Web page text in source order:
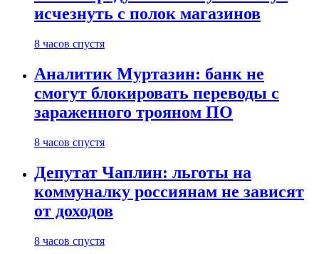
исчезнуть с полок магазинов
8 часов спустя
Аналитик Муртазин: банк не
смогут блокировать переводы с
зараженного трояном ПО
8 часов спустя
Депутат Чаплин: льготы на
коммуналку россиянам не зависят
от доходов
8 часов спустя